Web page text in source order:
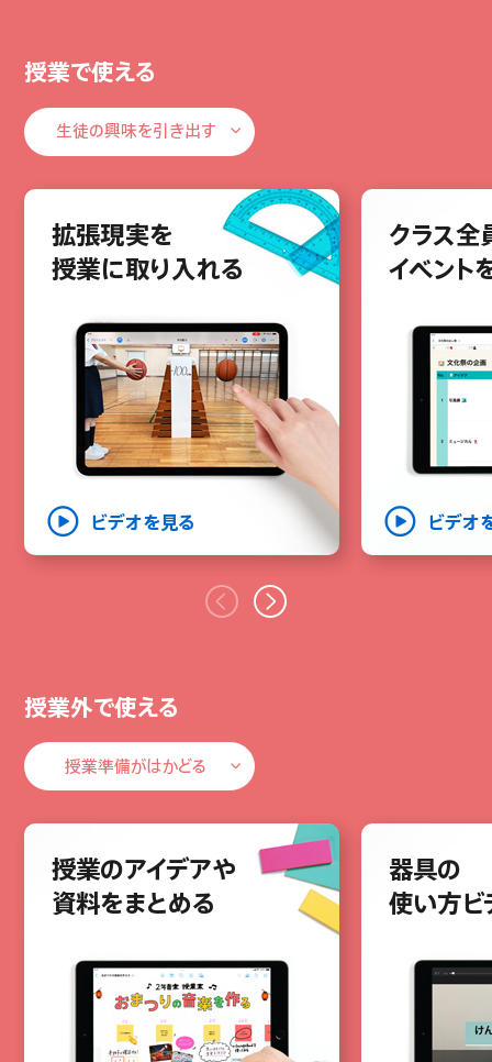
授業で使える
生徒の興味を引き出す
授業をスムーズに進める
拡張現実を
授業に取り入れる
ビデオを見る
クラス全
イベント
ビデオ
教材をその場で
共有する
フラッシ
音声を追
外国語
翻訳する
授業外で使える
授業準備がはかどる
学校外での学びに
自由研究
授業のアイデアや
資料をまとめる
器具の
使い方ビ
学級通信を簡単に
デザインする
ワークシ
ビデオを
観察日記を
映像で残す
登場人物
ポストカ